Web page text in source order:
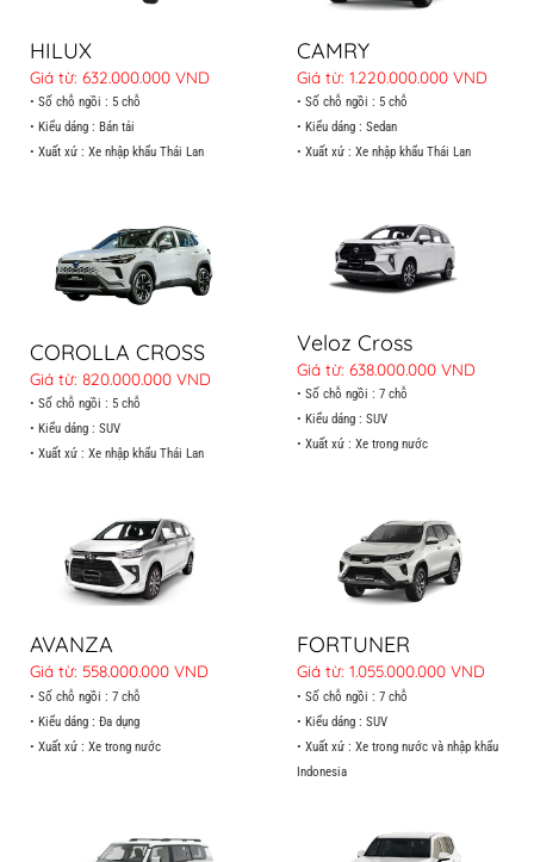
Giá từ: 632.000.000 VND
• Số chỗ ngồi : 5 chỗ
• Kiểu dáng : Bán tải
• Xuất xứ : Xe nhập khẩu Thái Lan
Giá từ: 1.220.000.000 VND
• Số chỗ ngồi : 5 chỗ
• Kiểu dáng : Sedan
• Xuất xứ : Xe nhập khẩu Thái Lan
Giá từ: 820.000.000 VND
• Số chỗ ngồi : 5 chỗ
• Kiểu dáng : SUV
• Xuất xứ : Xe nhập khẩu Thái Lan
Veloz Cross
Giá từ: 638.000.000 VND
• Số chỗ ngồi : 7 chỗ
• Kiểu dáng : SUV
• Xuất xứ : Xe trong nước
Giá từ: 558.000.000 VND
• Số chỗ ngồi : 7 chỗ
• Kiểu dáng : Đa dụng
• Xuất xứ : Xe trong nước
Giá từ: 1.055.000.000 VND
• Số chỗ ngồi : 7 chỗ
• Kiểu dáng : SUV
• Xuất xứ : Xe trong nước và nhập khẩu
Indonesia